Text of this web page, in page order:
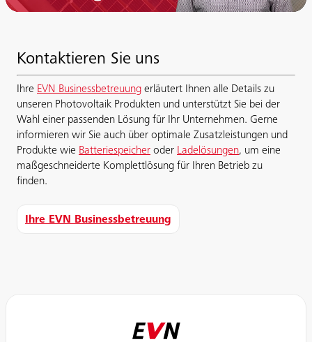
Kontaktieren Sie uns
Ihre EVN Businessbetreuung erläutert Ihnen alle Details zu
unseren Photovoltaik Produkten und unterstützt Sie bei der
Wahl einer passenden Lösung für Ihr Unternehmen. Gerne
informieren wir Sie auch über optimale Zusatzleistungen und
Produkte wie Batteriespeicher oder Ladelösungen, um eine
maßgeschneiderte Komplettlösung für Ihren Betrieb zu
finden.
Ihre EVN Businessbetreuung